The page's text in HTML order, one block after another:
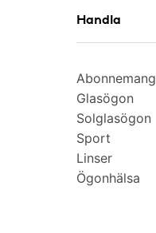
Handla
Abonnemang
Glasögon
Solglasögon
Sport
Linser
Ögonhälsa